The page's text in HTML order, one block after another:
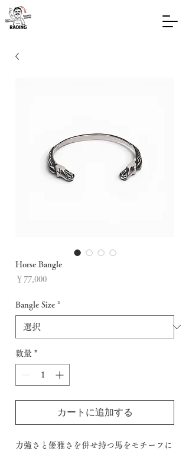
Horse Bangle
￥77,000価
Bangle Size *
数量 *
カートに追加する
力強さと優雅さを併せ持つ馬をモチーフに